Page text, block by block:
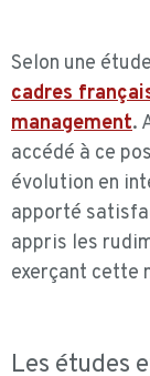
Selon une
cadres
management.
accédé à ce
évolution en
apporté
appris les
exerçant cette
Les études